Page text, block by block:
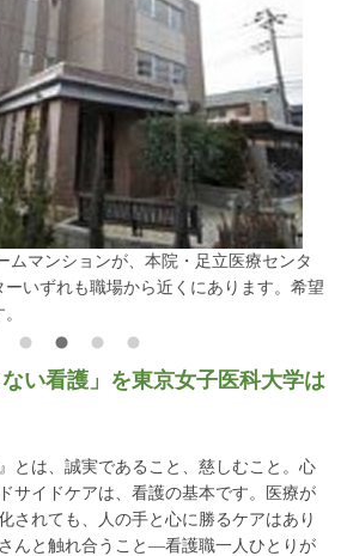
ムマンションが、本院・足立医療センタ
いずれも職場から近くにあります。希望
ない看護」を東京女子医科大学は
とは、誠実であること、慈しむこと。心
サイドケアは、看護の基本です。医療が
されても、人の手と心に勝るケアはあり
んと触れ合うこと―看護職一人ひとりが